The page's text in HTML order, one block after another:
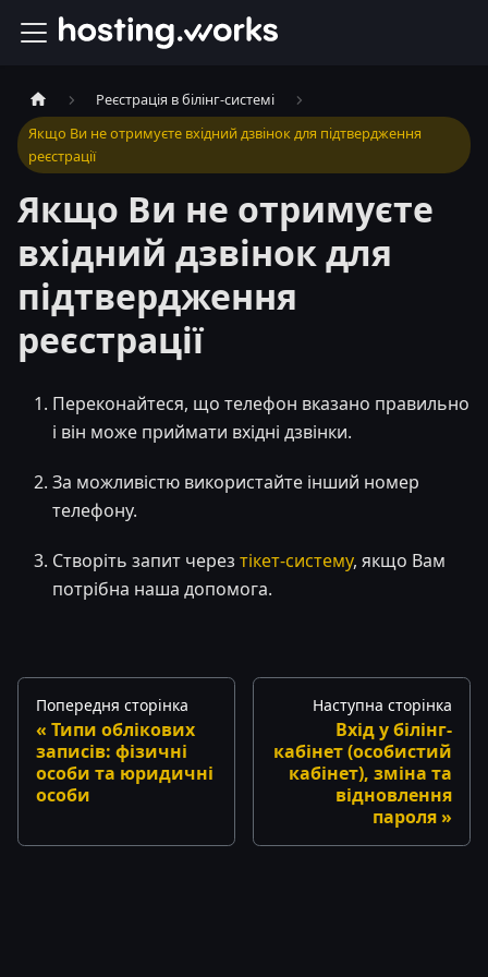
Реєстрація в білінг-системі
Якщо Ви не отримуєте вхідний дзвінок для підтвердження
реєстрації
Якщо Ви не отримуєте
вхідний дзвінок для
підтвердження
реєстрації
Переконайтеся, що телефон вказано правильно
і він може приймати вхідні дзвінки.
За можливістю використайте інший номер
телефону.
Створіть запит через тікет-систему, якщо Вам
потрібна наша допомога.
Попередня сторінка
Типи облікових
записів: фізичні
особи та юридичні
особи
Наступна сторінка
Вхід у білінг-
кабінет (особистий
кабінет), зміна та
відновлення
пароля